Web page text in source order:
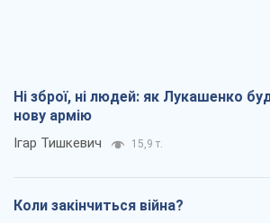
Ні зброї, ні людей: як Лукашенко
нову армію
Ігар Тишкевич 15,9 т.
Коли закінчиться війна?